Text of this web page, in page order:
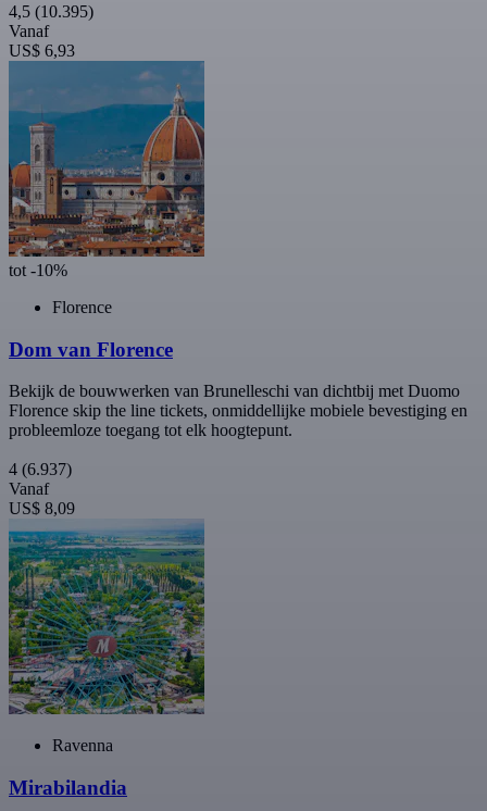
4,5 (10.395)
Vanaf
US$ 6,93
tot -10%
Florence
Dom van Florence
Bekijk de bouwwerken van Brunelleschi van dichtbij met Duomo
Florence skip the line tickets, onmiddellijke mobiele bevestiging en
probleemloze toegang tot elk hoogtepunt.
4 (6.937)
Vanaf
US$ 8,09
Ravenna
Mirabilandia